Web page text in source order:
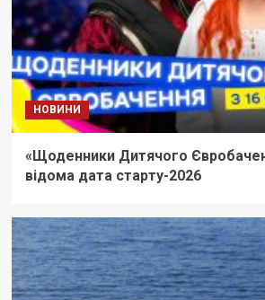
НОВИНИ
«Щоденники Дитячого
відома дата старту-2026